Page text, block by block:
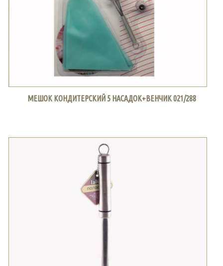
МЕШОК КОНДИТЕРСКИЙ 5 НАСАДОК+ВЕНЧИК 021/288